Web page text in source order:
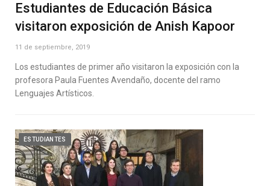
Estudiantes de Educación Básica
visitaron exposición de Anish Kapoor
11 de septiembre, 2019
Los estudiantes de primer año visitaron la exposición con la
profesora Paula Fuentes Avendaño, docente del ramo
Lenguajes Artísticos.
ESTUDIANTES